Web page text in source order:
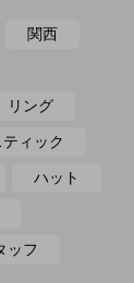
関西
リング
ィック
ハット
ッフ